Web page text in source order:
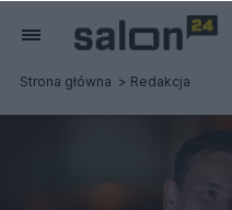
Strona główna Redakcja